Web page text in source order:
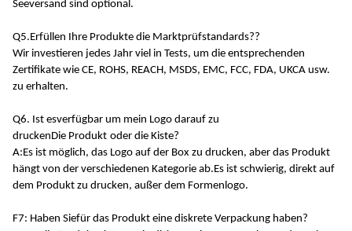
Seeversand sind optional.
Q5.Erfüllen Ihre Produkte die Marktprüfstandards??
Wir investieren jedes Jahr viel in Tests, um die entsprechenden
Zertifikate wie CE, ROHS, REACH, MSDS, EMC, FCC, FDA, UKCA usw.
zu erhalten.
Q6. Ist esverfügbar um mein Logo darauf zu
druckenDie Produkt oder die Kiste?
A:Es ist möglich, das Logo auf der Box zu drucken, aber das Produkt
hängt von der verschiedenen Kategorie ab.Es ist schwierig, direkt auf
dem Produkt zu drucken, außer dem Formenlogo.
F7: Haben Siefür das Produkt eine diskrete Verpackung haben?